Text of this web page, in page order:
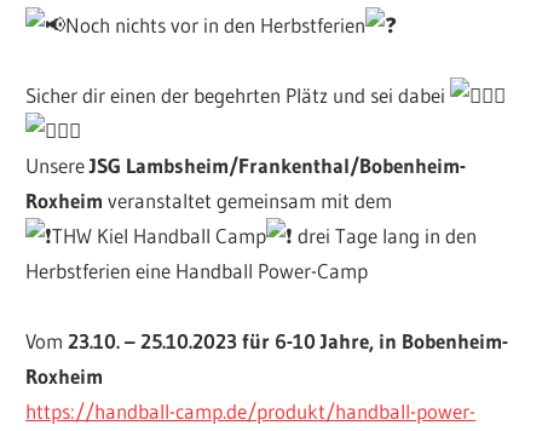
Noch nichts vor in den Herbstferien
Sicher dir einen der begehrten Plätz und sei dabei
UnsereJSG Lambsheim/Frankenthal/Bobenheim-
Roxheim veranstaltet gemeinsam mit dem
THW Kiel Handball Camp
drei Tage lang in den
Herbstferien eine Handball Power-Camp
Vom23.10. – 25.10.2023 für 6-10 Jahre, in Bobenheim-
Roxheim
https://handball-camp.de/produkt/handball-power-